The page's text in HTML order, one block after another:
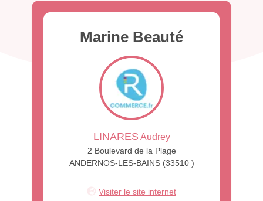
Marine Beauté
LINARES Audrey
2 Boulevard de la Plage
ANDERNOS-LES-BAINS (33510 )
Visiter le site internet